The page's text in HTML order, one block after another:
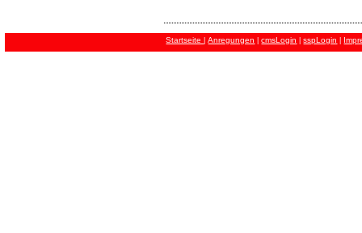
Startseite |Anregungen |cmsLogin |sspLogin